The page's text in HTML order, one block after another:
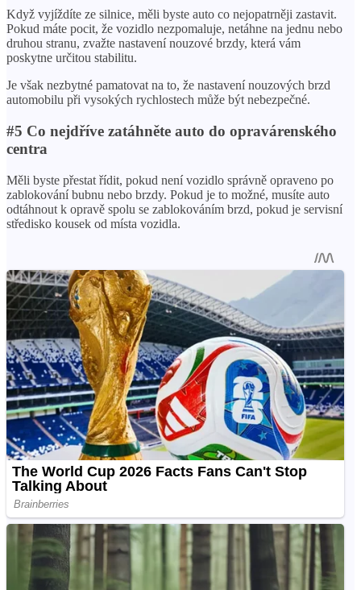
Když vyjíždíte ze silnice, měli byste auto co nejopatrněji zastavit.
Pokud máte pocit, že vozidlo nezpomaluje, netáhne na jednu nebo
druhou stranu, zvažte nastavení nouzové brzdy, která vám
poskytne určitou stabilitu.
Je však nezbytné pamatovat na to, že nastavení nouzových brzd
automobilu při vysokých rychlostech může být nebezpečné.
#5 Co nejdříve zatáhněte auto do opravárenského
centra
Měli byste přestat řídit, pokud není vozidlo správně opraveno po
zablokování bubnu nebo brzdy. Pokud je to možné, musíte auto
odtáhnout k opravě spolu se zablokováním brzd, pokud je servisní
středisko kousek od místa vozidla.